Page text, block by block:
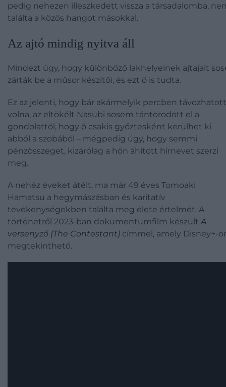
pedig nehezen illeszkedett vissza a társadalomba,
találta a közös hangot másokkal.
​Az ajtó mindig nyitva áll
Mindezt úgy, hogy különböző lakhelyeinek ajtajait
zárták be a műsor készítői, és ezt ő is tudta.
Ez az jelenti, hogy bár akármelyik percben távozhatott
volna, az eltökélt Nasubi sosem tántorodott el a
gondolattól, hogy ő csakis győztesként kerülhet ki
abból a szobából – mégpedig úgy, hogy semmi
pénzösszeget, kizárólag a hőn áhított hírnevet szerzi
meg.
A nehéz éveket átélt, ma már 49 éves Tomoaki
Hamatsu a hegymászásban és karitatív
tevékenységekben találta meg élete értelmét. A
történetről 2023-ban dokumentumfilm készültA
versenyző (The Contestant) címmel, amely Disney+-
megtekinthető.